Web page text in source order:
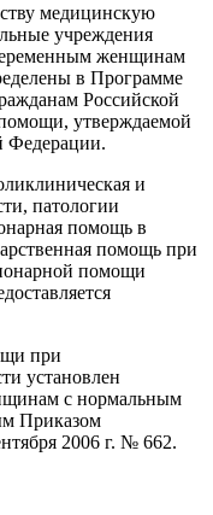
медицинскую
учреждения
женщинам
в Программе
Российской
утверждаемой
Федерации.
и
патологии
помощь в
помощь при
помощи
при
установлен
с нормальным
Приказом
2006 г. № 662.